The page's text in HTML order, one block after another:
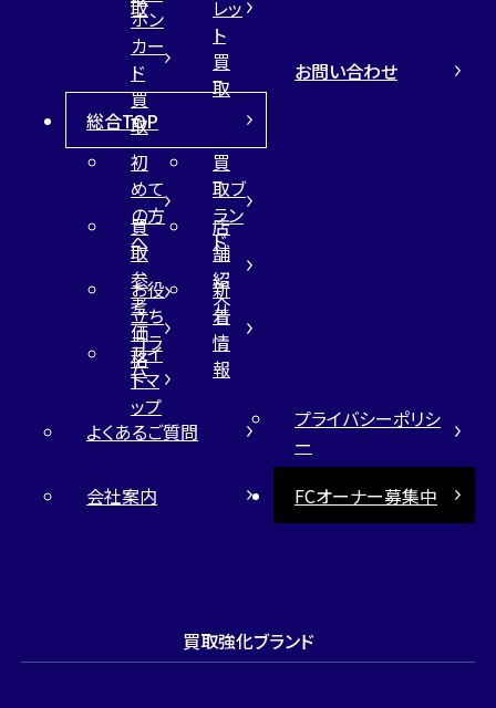
取
レッ
ト
買
取
ホン
カー
ド
買
取
総合TOP
初
めて
の方
へ
買
取ブ
ラン
ド
買
取
参
考
価
格
店
舗
紹
介
お役
立ち
コラ
ム
新
着
情
報
サイ
トマ
ップ
お問い合わせ
よくあるご質問
プライバシーポリシ
ー
会社案内
FCオーナー募集中
買取強化ブランド